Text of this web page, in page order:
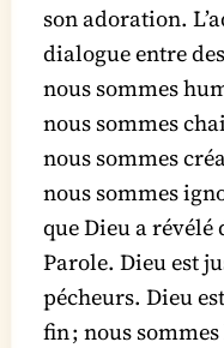
son adoration.
dialogue entre
nous sommes
nous sommes
nous sommes
nous sommes
que Dieu a révélé
Parole. Dieu est
pécheurs. Dieu
fin ; nous